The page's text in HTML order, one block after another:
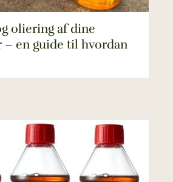
oliering af dine
– en guide til hvordan